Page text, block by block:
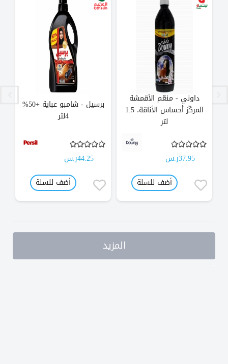
داوني - منعّم الأقمشة
المركّز أحساس الأناقة، 1.5
لتر
37.95ر.س
أضف للسلة
برسيل - شامبو عباية +50%
4لتر
44.25ر.س
أضف للسلة
المزيد